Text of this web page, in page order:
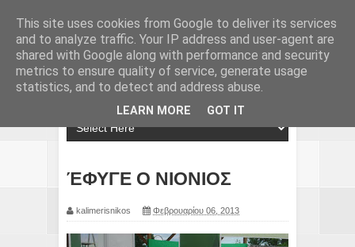
ΈΦΥΓΕ Ο ΝΙΟΝΙΟΣ
kalimerisnikos Φεβρουαρίου 06, 2013
This site uses cookies from Google to deliver its services
and to analyze traffic. Your IP address and user-agent are
shared with Google along with performance and security
metrics to ensure quality of service, generate usage
statistics, and to detect and address abuse.
LEARN MORE GOT IT